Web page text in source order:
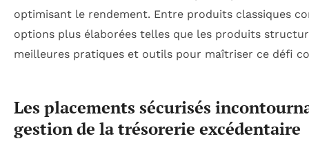
optimisant le rendement. Entre produits classiques
options plus élaborées telles que les produits
meilleures pratiques et outils pour maîtriser ce défi
Les placements sécurisés
gestion de la trésorerie excédentaire